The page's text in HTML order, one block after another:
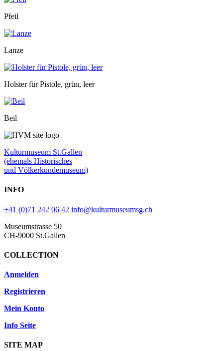
Pfeil
Lanze
Holster für Pistole, grün, leer
Beil
Kulturmuseum St.Gallen
(ehemals Historisches
und Völkerkundemuseum)
INFO
+41 (0)71 242 06 42 info@kulturmuseumsg.ch
Museumstrasse 50
CH-9000 St.Gallen
COLLECTION
Anmelden
Registrieren
Mein Konto
Info Seite
SITE MAP